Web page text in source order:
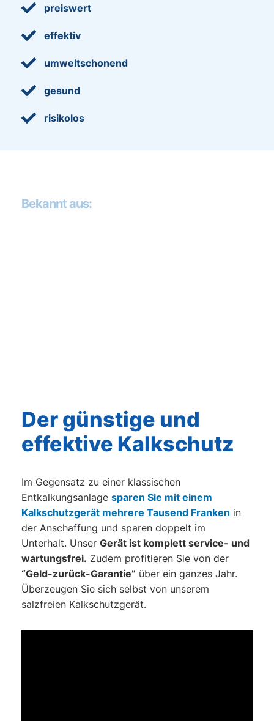
 preiswert
 effektiv
 umweltschonend
 gesund
 risikolos
Bekannt aus:
Der günstige und
effektive Kalkschutz
Im Gegensatz zu einer klassischen
Entkalkungsanlage sparen Sie mit einem
Kalkschutzgerät mehrere Tausend Franken in
der Anschaffung und sparen doppelt im
Unterhalt. Unser Gerät ist komplett service- und
wartungsfrei. Zudem profitieren Sie von der
“Geld-zurück-Garantie” über ein ganzes Jahr.
Überzeugen Sie sich selbst von unserem
salzfreien Kalkschutzgerät.